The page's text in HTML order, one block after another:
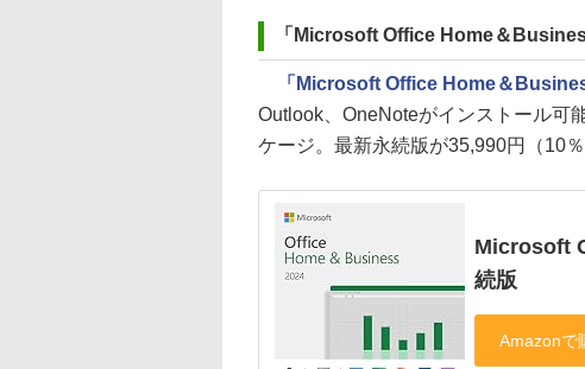
「Microsoft Office Home＆
「Microsoft Office Home＆
Outlook、OneNoteがインストール可
ケージ。最新永続版が35,990円（10
Microsoft
続版